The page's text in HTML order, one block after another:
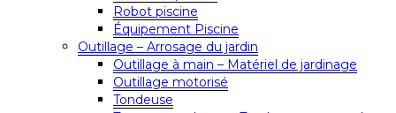
Robot piscine
Équipement Piscine
Outillage – Arrosage du jardin
Outillage à main – Matériel de jardinage
Outillage motorisé
Tondeuse